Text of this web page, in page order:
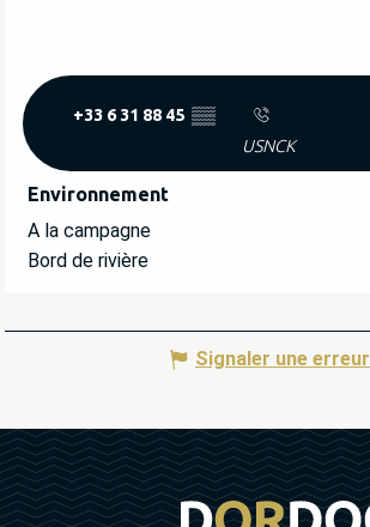
+33 6 31 88 45 ▒▒
USNCK
Environnement
Environnement
A la campagne
Bord de rivière
Signaler une erreur